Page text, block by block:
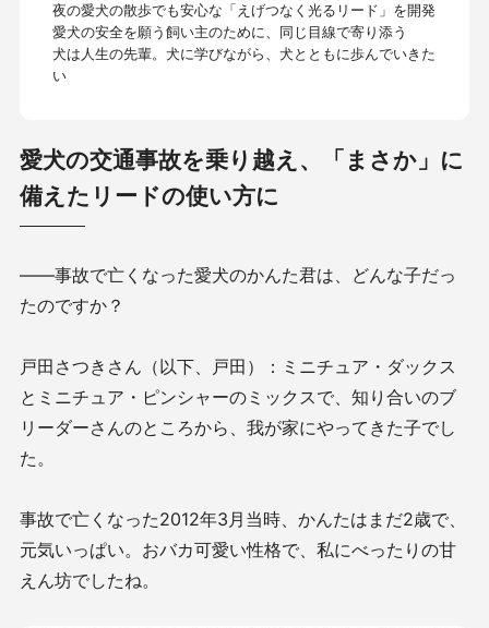
夜の愛犬の散歩でも安心な「えげつなく光るリード」を開発
愛犬の安全を願う飼い主のために、同じ目線で寄り添う
犬は人生の先輩。犬に学びながら、犬とともに歩んでいきた
い
愛犬の交通事故を乗り越え、「まさか」に
備えたリードの使い方に
——事故で亡くなった愛犬のかんた君は、どんな子だっ
たのですか？
戸田さつきさん（以下、戸田）：ミニチュア・ダックス
とミニチュア・ピンシャーのミックスで、知り合いのブ
リーダーさんのところから、我が家にやってきた子でし
た。
事故で亡くなった2012年3月当時、かんたはまだ2歳で、
元気いっぱい。おバカ可愛い性格で、私にべったりの甘
えん坊でしたね。